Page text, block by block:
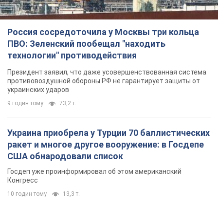
Россия сосредоточила у Москвы три кольца
ПВО: Зеленский пообещал "находить
технологии" противодействия
Президент заявил, что даже усовершенствованная система
противовоздушной обороны РФ не гарантирует защиты от
украинских ударов
9 годин тому 73,2 т.
Украина приобрела у Турции 70 баллистических
ракет и многое другое вооружение: в Госдепе
США обнародовали список
Госдеп уже проинформировал об этом американский
Конгресс
10 годин тому 13,3 т.